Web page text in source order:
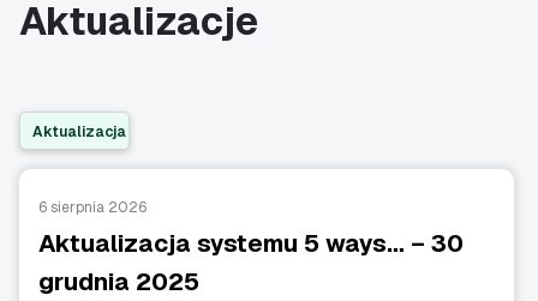
Aktualizacje
Aktualizacja
6 sierpnia 2026
Aktualizacja systemu 5 ways… – 30
grudnia 2025